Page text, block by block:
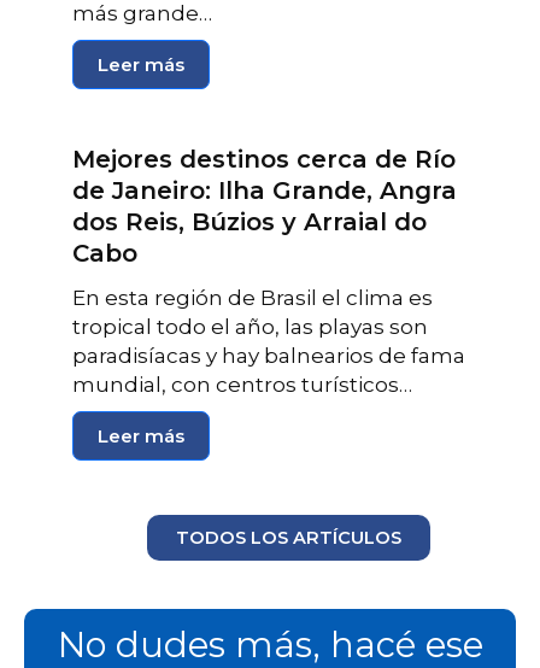
más grande…
Leer más
Mejores destinos cerca de Río
de Janeiro: Ilha Grande, Angra
dos Reis, Búzios y Arraial do
Cabo
En esta región de Brasil el clima es
tropical todo el año, las playas son
paradisíacas y hay balnearios de fama
mundial, con centros turísticos…
Leer más
TODOS LOS ARTÍCULOS
No dudes más, hacé ese